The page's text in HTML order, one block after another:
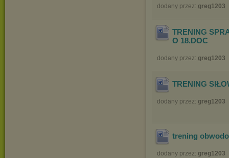
dodany przez: greg1203
TRENING
O 18.DOC
dodany przez: greg1203
TRENING
dodany przez: greg1203
trening
dodany przez: greg1203